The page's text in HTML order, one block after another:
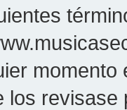
los